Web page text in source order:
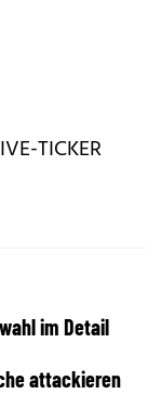
TICKER
im Detail
attackieren